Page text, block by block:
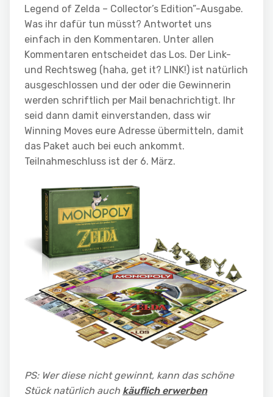
Legend of Zelda – Collector’s Edition”-Ausgabe.
Was ihr dafür tun müsst? Antwortet uns
einfach in den Kommentaren. Unter allen
Kommentaren entscheidet das Los. Der Link-
und Rechtsweg (haha, get it? LINK!) ist natürlich
ausgeschlossen und der oder die Gewinnerin
werden schriftlich per Mail benachrichtigt. Ihr
seid dann damit einverstanden, dass wir
Winning Moves eure Adresse übermitteln, damit
das Paket auch bei euch ankommt.
Teilnahmeschluss ist der 6. März.
PS: Wer diese nicht gewinnt, kann das schöne
Stück natürlich auch käuflich erwerben